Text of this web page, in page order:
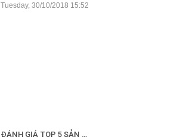
Tuesday, 30/10/2018 15:52
ĐÁNH GIÁ TOP 5 SẢN PHẨM DẦU TRÀM TỐT NHẤT HIỆN NAY